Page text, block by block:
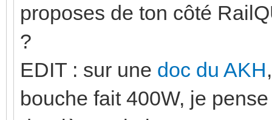
proposes de ton côté
?
EDIT : sur une doc du AKH
bouche fait 400W, je